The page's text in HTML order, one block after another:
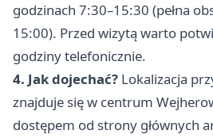
godzinach 7:30–15:30 (pełna
15:00). Przed wizytą warto
godziny telefonicznie.
4. Jak dojechać? Lokalizacja
znajduje się w centrum
dostępem od strony głównych